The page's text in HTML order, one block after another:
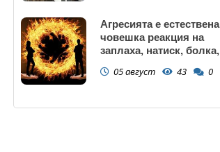
Агресията е естествена
човешка реакция на
заплаха, натиск, болка,
граници или пречка за
05 август 43 0